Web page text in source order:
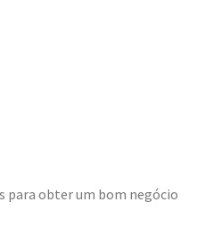
para obter um bom negócio